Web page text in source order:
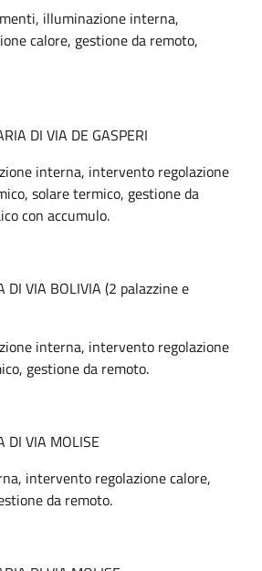
illuminazione interna,
calore, gestione da remoto,
DI VIA DE GASPERI
interna, intervento regolazione
solare termico, gestione da
con accumulo.
DI VIA BOLIVIA (2 palazzine e
interna, intervento regolazione
gestione da remoto.
DI VIA MOLISE
intervento regolazione calore,
da remoto.